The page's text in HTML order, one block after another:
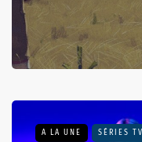
A LA UNE SÉRIES TV